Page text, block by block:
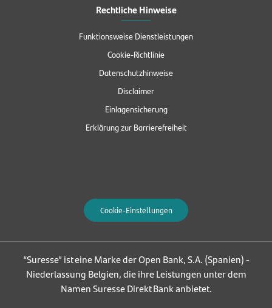
Rechtliche Hinweise
Funktionsweise Dienstleistungen
Cookie-Richtlinie
Datenschutzhinweise
Disclaimer
Einlagensicherung
Erklärung zur Barrierefreiheit
Cookie-Einstellungen
“Suresse” ist eine Marke der Open Bank, S.A. (Spanien) -
Niederlassung Belgien, die ihre Leistungen unter dem
Namen Suresse Direkt Bank anbietet.